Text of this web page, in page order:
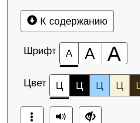
К содержанию
Шрифт А А А
Цвет Ц Ц Ц Ц